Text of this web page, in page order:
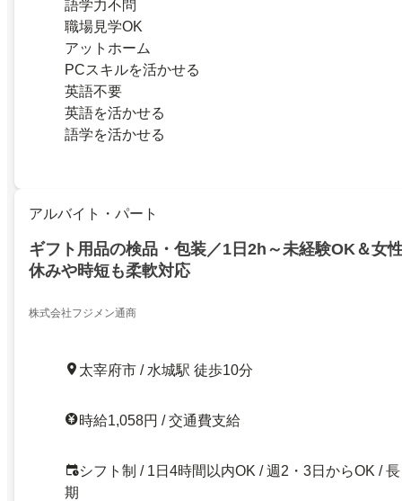
語学力不問
職場見学OK
アットホーム
PCスキルを活かせる
英語不要
英語を活かせる
語学を活かせる
アルバイト・パート
ギフト用品の検品・包装／1日2h～未経験OK＆女
休みや時短も柔軟対応
株式会社フジメン通商
太宰府市 / 水城駅 徒歩10分
時給1,058円 / 交通費支給
シフト制 / 1日4時間以内OK / 週2・3日からOK / 長
期